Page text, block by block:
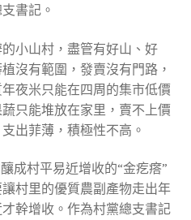
書記。
小山村，盡管有好山、好
沒有範圍，發賣沒有門路，
夜米只能在四周的集市低價
只能堆放在家里，賣不上價
出菲薄，積極性不高。
成村平易近增收的“金疙瘩”
村里的優質農副產物走出年
幹增收。作為村黨總支書記